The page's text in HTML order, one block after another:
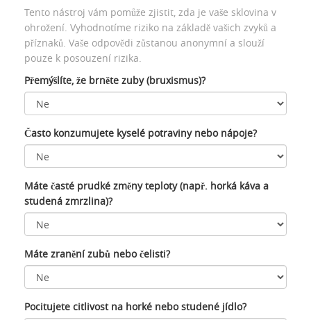
Tento nástroj vám pomůže zjistit, zda je vaše sklovina v
ohrožení. Vyhodnotíme riziko na základě vašich zvyků a
příznaků. Vaše odpovědi zůstanou anonymní a slouží
pouze k posouzení rizika.
Přemýšlíte, že brněte zuby (bruxismus)?
Často konzumujete kyselé potraviny nebo nápoje?
Máte časté prudké změny teploty (např. horká káva a
studená zmrzlina)?
Máte zranění zubů nebo čelisti?
Pocitujete citlivost na horké nebo studené jídlo?